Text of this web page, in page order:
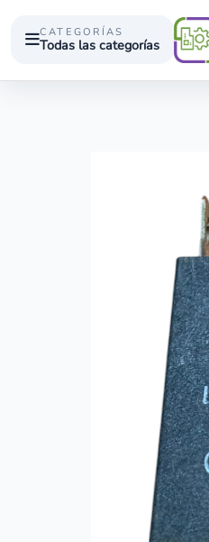
CATEGORÍAS
Todas las categorías